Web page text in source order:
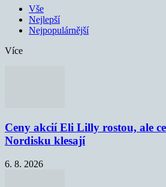
Vše
Nejlepší
Nejpopulárnější
Více
Ceny akcií Eli Lilly rostou, ale
Nordisku klesají
6. 8. 2026